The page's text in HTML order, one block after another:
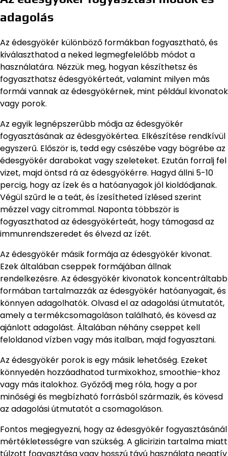
adagolás
Az édesgyökér különböző formákban fogyasztható, és
kiválaszthatod a neked legmegfelelőbb módot a
használatára. Nézzük meg, hogyan készíthetsz és
fogyaszthatsz édesgyökérteát, valamint milyen más
formái vannak az édesgyökérnek, mint például kivonatok
vagy porok.
Az egyik legnépszerűbb módja az édesgyökér
fogyasztásának az édesgyökértea. Elkészítése rendkívül
egyszerű. Először is, tedd egy csészébe vagy bögrébe az
édesgyökér darabokat vagy szeleteket. Ezután forralj fel
vizet, majd öntsd rá az édesgyökérre. Hagyd állni 5-10
percig, hogy az ízek és a hatóanyagok jól kioldódjanak.
Végül szűrd le a teát, és ízesítheted ízlésed szerint
mézzel vagy citrommal. Naponta többször is
fogyaszthatod az édesgyökérteát, hogy támogasd az
immunrendszeredet és élvezd az ízét.
Az édesgyökér másik formája az édesgyökér kivonat.
Ezek általában cseppek formájában állnak
rendelkezésre. Az édesgyökér kivonatok koncentráltabb
formában tartalmazzák az édesgyökér hatóanyagait, és
könnyen adagolhatók. Olvasd el az adagolási útmutatót,
amely a termékcsomagoláson található, és kövesd az
ajánlott adagolást. Általában néhány cseppet kell
feloldanod vízben vagy más italban, majd fogyasztani.
Az édesgyökér porok is egy másik lehetőség. Ezeket
könnyedén hozzáadhatod turmixokhoz, smoothie-khoz
vagy más italokhoz. Győződj meg róla, hogy a por
minőségi és megbízható forrásból származik, és kövesd
az adagolási útmutatót a csomagoláson.
Fontos megjegyezni, hogy az édesgyökér fogyasztásánál
mértékletességre van szükség. A glicirizin tartalma miatt